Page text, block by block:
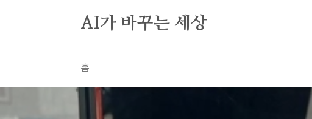
AI가 바꾸는 세상
홈